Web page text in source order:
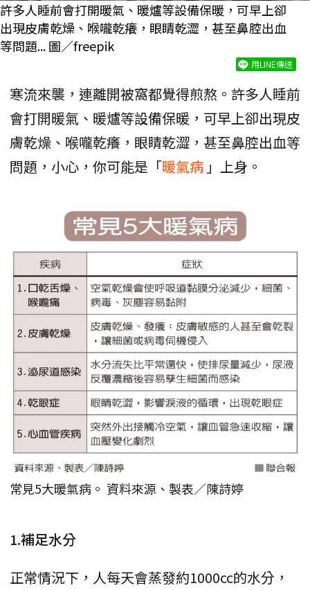
許多人睡前會打開暖氣、暖爐等設備保暖，可早上卻
出現皮膚乾燥、喉嚨乾癢，眼睛乾澀，甚至鼻腔出血
等問題... 圖／freepik
用LINE傳送
寒流來襲，連離開被窩都覺得煎熬。許多人睡前
會打開暖氣、暖爐等設備保暖，可早上卻出現皮
膚乾燥、喉嚨乾癢，眼睛乾澀，甚至鼻腔出血等
問題，小心，你可能是「暖氣病 」上身。
常見5大暖氣病。 資料來源、製表／陳詩婷
1.補足水分
正常情況下，人每天會蒸發約1000cc的水分，